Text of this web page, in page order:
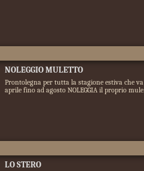
NOLEGGIO MULETTO
Prontolegna per tutta la stagione estiva che
aprile fino ad agosto NOLEGGIA il proprio
LO STERO